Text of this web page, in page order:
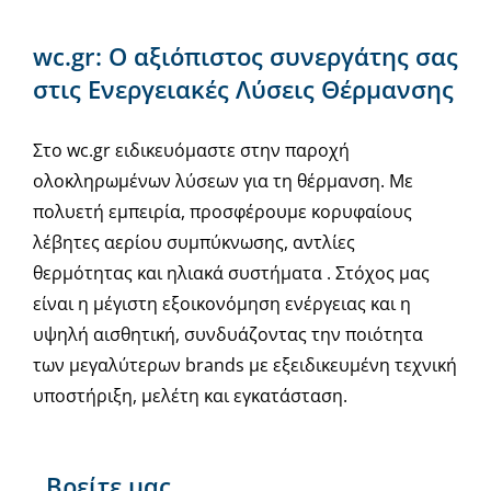
wc.gr: Ο αξιόπιστος συνεργάτης σας
στις Ενεργειακές Λύσεις Θέρμανσης
Στο wc.gr ειδικευόμαστε στην παροχή
ολοκληρωμένων λύσεων για τη θέρμανση. Με
πολυετή εμπειρία, προσφέρουμε κορυφαίους
λέβητες αερίου συμπύκνωσης, αντλίες
θερμότητας και ηλιακά συστήματα . Στόχος μας
είναι η μέγιστη εξοικονόμηση ενέργειας και η
υψηλή αισθητική, συνδυάζοντας την ποιότητα
των μεγαλύτερων brands με εξειδικευμένη τεχνική
υποστήριξη, μελέτη και εγκατάσταση.